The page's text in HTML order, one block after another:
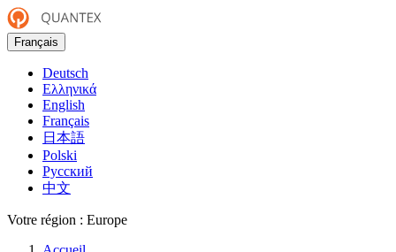
Français
Deutsch
Ελληνικά
English
Français
日本語
Polski
Русский
中文
Votre région : Europe